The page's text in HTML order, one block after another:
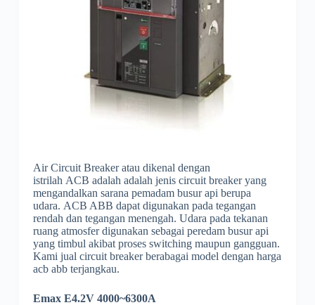
Air Circuit Breaker atau dikenal dengan
istrilah ACB adalah adalah jenis circuit breaker yang
mengandalkan sarana pemadam busur api berupa
udara. ACB ABB dapat digunakan pada tegangan
rendah dan tegangan menengah. Udara pada tekanan
ruang atmosfer digunakan sebagai peredam busur api
yang timbul akibat proses switching maupun gangguan.
Kami jual circuit breaker berabagai model dengan harga
acb abb terjangkau.
Emax E4.2V 4000~6300A